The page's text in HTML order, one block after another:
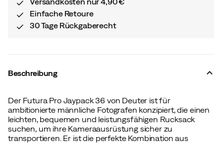
Einfache Retoure
30 Tage Rückgaberecht
Beschreibung
Der Futura Pro Jaypack 36 von Deuter ist für
ambitionierte männliche Fotografen konzipiert, die einen
leichten, bequemen und leistungsfähigen Rucksack
suchen, um ihre Kameraausrüstung sicher zu
transportieren. Er ist die perfekte Kombination aus